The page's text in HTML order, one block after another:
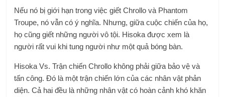
Nếu nó bị giới hạn trong việc giết Chrollo và Phantom
Troupe, nó vẫn có ý nghĩa. Nhưng, giữa cuộc chiến của họ,
họ cũng giết những người vô tội. Hisoka được xem là
người rất vui khi tung người như một quả bóng bàn.
Hisoka Vs. Trận chiến Chrollo không phải giữa bảo vệ và
tấn công. Đó là một trận chiến lớn của các nhân vật phản
diện. Cả hai đều là những nhân vật có hoàn cảnh khó khăn